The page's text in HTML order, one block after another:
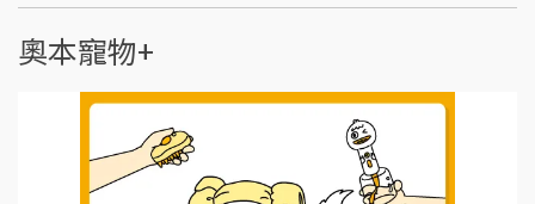
奧本寵物+